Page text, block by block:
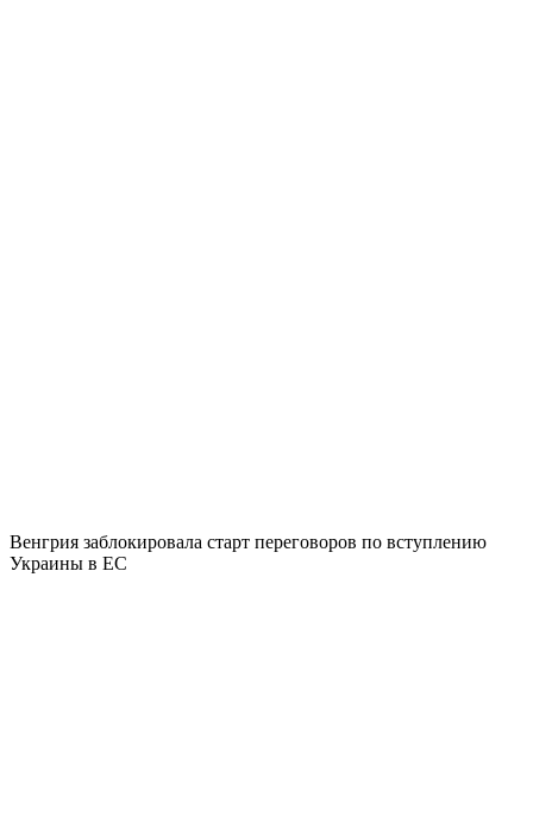
Венгрия заблокировала старт переговоров по вступлению
Украины в ЕС